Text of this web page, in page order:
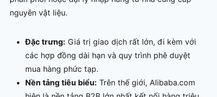
nguyên vật liệu.
Đặc trưng: Giá trị giao dịch rất lớn, đi kèm với
các hợp đồng dài hạn và quy trình phê duyệt
mua hàng phức tạp.
Nền tảng tiêu biểu: Trên thế giới, Alibaba.com